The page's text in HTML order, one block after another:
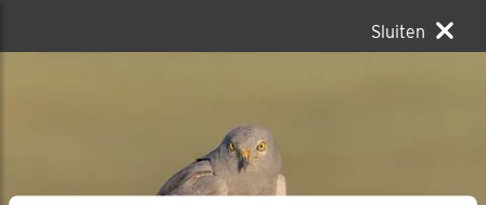
Sluiten